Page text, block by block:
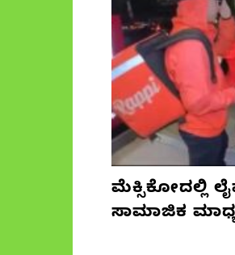
ಮೆಕ್ಸಿಕೋದಲ್ಲಿ
ಸಾಮಾಜಿಕ